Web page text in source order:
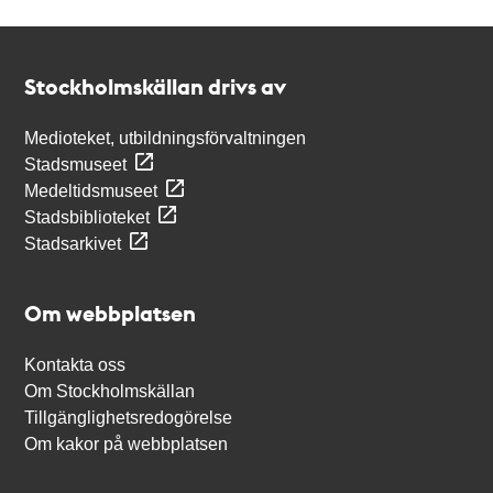
Stockholmskällan drivs av
Medioteket, utbildningsförvaltningen
Stadsmuseet
Medeltidsmuseet
Stadsbiblioteket
Stadsarkivet
Om webbplatsen
Kontakta oss
Om Stockholmskällan
Tillgänglighetsredogörelse
Om kakor på webbplatsen